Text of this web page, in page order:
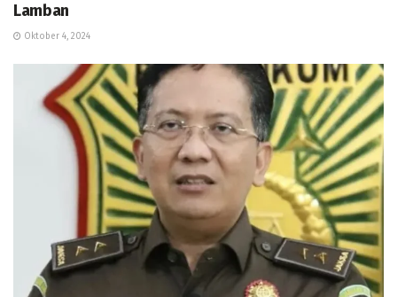
Lamban
Oktober 4, 2024